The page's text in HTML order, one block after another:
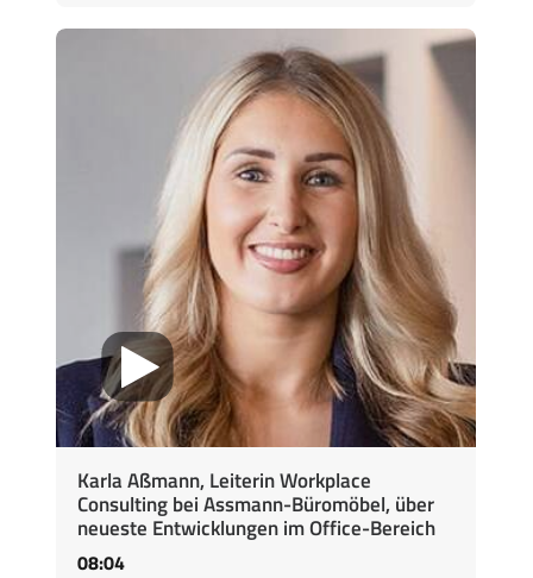
Karla Aßmann, Leiterin Workplace
Consulting bei Assmann-Büromöbel, über
neueste Entwicklungen im Office-Bereich
08:04